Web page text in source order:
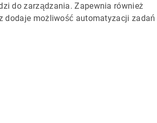
do zarządzania. Zapewnia również
dodaje możliwość automatyzacji zadań